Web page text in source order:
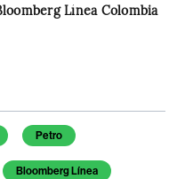
Línea Colombia
Petro
Bloomberg Línea